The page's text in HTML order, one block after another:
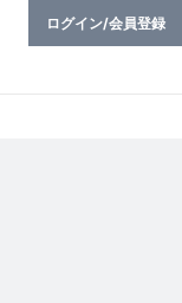
ログイン/会員登録